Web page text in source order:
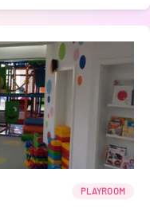
PLAYROOM